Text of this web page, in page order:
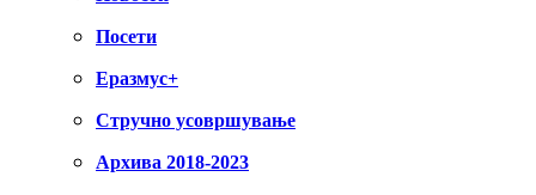
Посети
Еразмус+
Стручно усовршување
Архива 2018-2023